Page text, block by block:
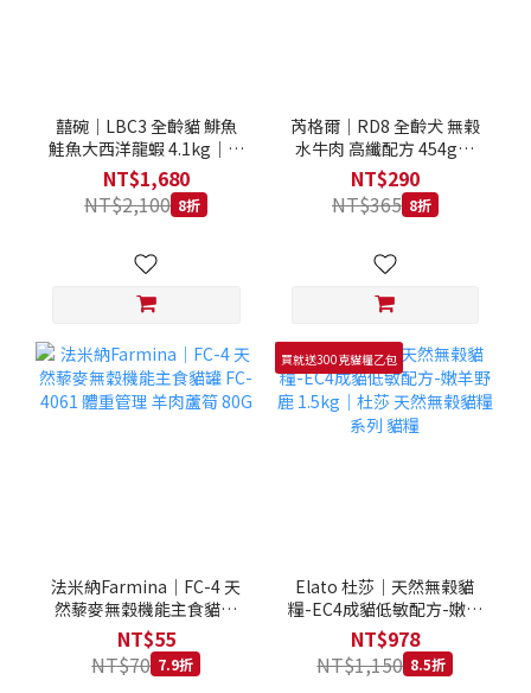
囍碗｜LBC3 全齡貓 鯡魚
鮭魚大西洋龍蝦 4.1kg｜加
拿大 Loveabowl 天然無穀
糧 4.1公斤 成貓 無穀貓飼
料
NT$1,680
NT$2,100 8折
芮格爾｜RD8 全齡犬 無榖
水牛肉 高纖配方 454g｜
REGAL 天然犬糧 狗飼料
NT$290
NT$365 8折
法米納Farmina｜FC-4 天
然藜麥無穀機能主食貓罐
FC-4061 體重管理 羊肉蘆
筍 80G
NT$55
NT$70 7.9折
買就送300克貓糧乙包
Elato 杜莎｜天然無榖貓
糧-EC4成貓低敏配方-嫩羊
野鹿 1.5kg｜杜莎 天然無
榖貓糧系列 貓糧
NT$978
NT$1,150 8.5折